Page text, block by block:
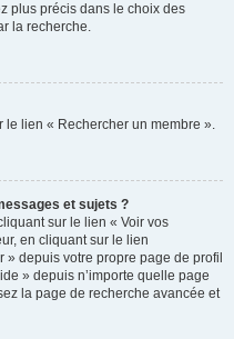
plus précis dans le choix des
la recherche.
le lien « Rechercher un membre ».
et sujets ?
sur le lien « Voir vos
en cliquant sur le lien
» depuis votre propre page de profil
» depuis n’importe quelle page
la page de recherche avancée et